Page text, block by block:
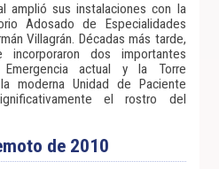
amplió sus instalaciones con la
Adosado de Especialidades
Villagrán. Décadas más tarde,
dos importantes
actual y la Torre
moderna Unidad de Paciente
el rostro del
de 2010